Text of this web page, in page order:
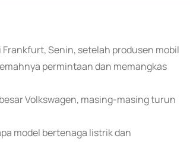
Senin, setelah produsen mobil
permintaan dan memangkas
Volkswagen, masing-masing turun
model bertenaga listrik dan